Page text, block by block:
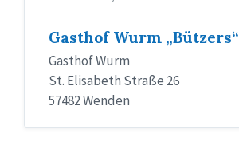
Gasthof Wurm „Bützers“
Gasthof Wurm
St. Elisabeth Straße 26
57482 Wenden